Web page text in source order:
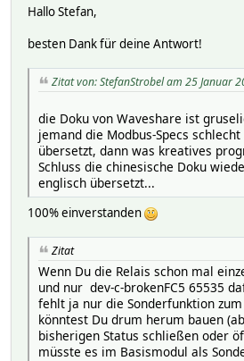
Hallo Stefan,
besten Dank für deine Antwort!
Zitat von: StefanStrobel am 25 Januar
die Doku von Waveshare ist
jemand die Modbus-Specs
übersetzt, dann was kreatives
Schluss die chinesische Doku
englisch übersetzt...
100% einverstanden
Zitat
Wenn Du die Relais schon mal
und nur dev-c-brokenFC5 65535
fehlt ja nur die Sonderfunktion zum
könntest Du drum herum bauen
bisherigen Status schließen oder
müsste es im Basismodul als